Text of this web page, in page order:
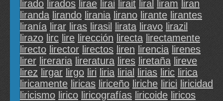
lirado lirados lirae lirai lirait liral liram liran
liranda lirando lirania lirano lirante lirantes
liranía lirar liras lirasil lirata liravo lirazil
lirazo lirc lire lirección lirecta lirectamente
lirecto lirector lirectos liren lirencia lirenes
lirer lireraria lireratura lires liretaña lireve
lirez lirgar lirgo liri liria lirial lirias liric lirica
liricamente liricas liriceño liriche lirici liricidad
liricismo lirico liricografías liricoide liricos